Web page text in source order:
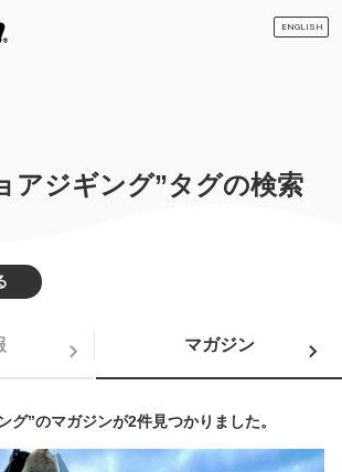
ENGLISH
アジギング”タグの検索
マガジン
グ”のマガジンが2件見つかりました。